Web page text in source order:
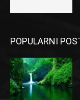
POPULARNI